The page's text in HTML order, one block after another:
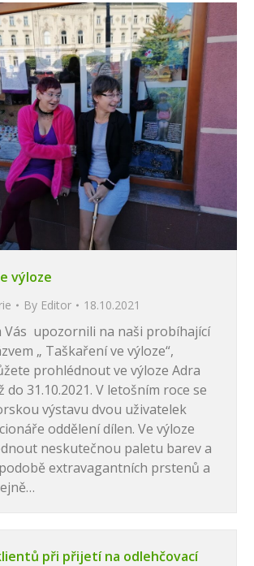
výloze
By Editor 18.10.2021
Vás upozornili na naši probíhající
„ Taškaření ve výloze“,
prohlédnout ve výloze Adra
do 31.10.2021. V letošním roce se
výstavu dvou uživatelek
oddělení dílen. Ve výloze
neskutečnou paletu barev a
extravagantních prstenů a
při přijetí na odlehčovací